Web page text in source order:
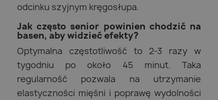
odcinku szyjnym kręgosłupa.
Jak często senior powinien chodzić na
basen, aby widzieć efekty?
Optymalna częstotliwość to 2-3 razy w
tygodniu po około 45 minut. Taka
regularność pozwala na utrzymanie
elastyczności mięśni i poprawę wydolności